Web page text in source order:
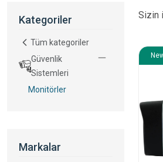
Kategoriler
Tüm kategoriler
Güvenlik
Sistemleri
Monitörler
Markalar
Sizin